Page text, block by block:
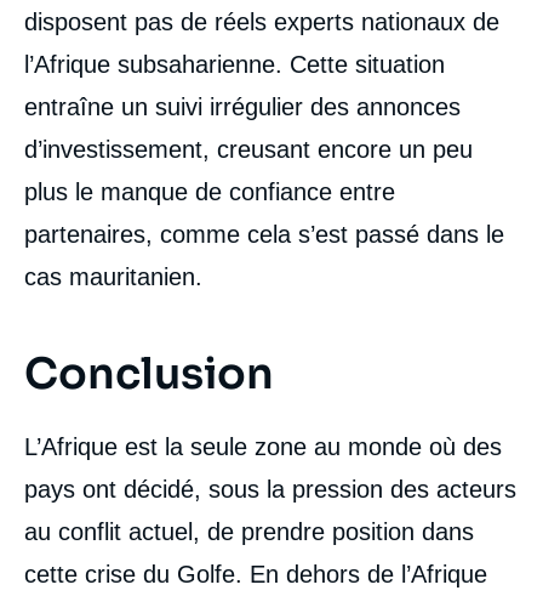
disposent pas de réels experts nationaux de
l’Afrique subsaharienne. Cette situation
entraîne un suivi irrégulier des annonces
d’investissement, creusant encore un peu
plus le manque de confiance entre
partenaires, comme cela s’est passé dans le
cas mauritanien.
Conclusion
L’Afrique est la seule zone au monde où des
pays ont décidé, sous la pression des acteurs
au conflit actuel, de prendre position dans
cette crise du Golfe. En dehors de l’Afrique